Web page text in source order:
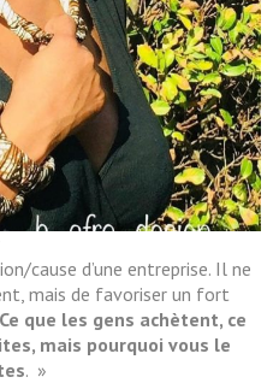
cause d’une entreprise. Il ne
mais de favoriser un fort
Ce que les gens achètent, ce
mais pourquoi vous le
. »